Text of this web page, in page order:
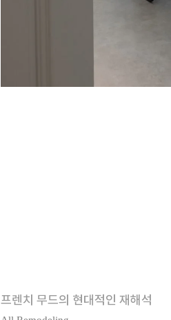
프렌치 무드의 현대적인 재해석